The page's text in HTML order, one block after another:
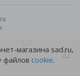
магазина sad.ru,
файлов cookie.